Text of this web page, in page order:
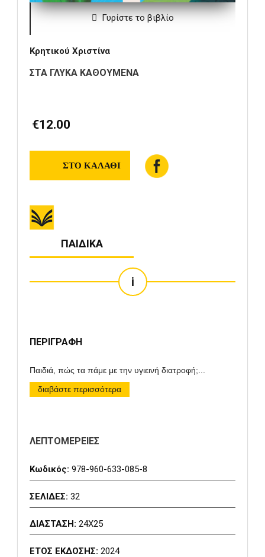
Γυρίστε το βιβλίο
Κρητικού Χριστίνα
ΣΤΑ ΓΛΥΚΑ ΚΑΘΟΥΜΕΝΑ
€12.00
ΠΑΙΔΙΚΑ
i
ΠΕΡΙΓΡΑΦΗ
Παιδιά, πώς τα πάμε με την υγιεινή διατροφή;...
διαβάστε περισσότερα
ΛΕΠΤΟΜΕΡΕΙΕΣ
Κωδικός: 978-960-633-085-8
ΣΕΛΙΔΕΣ: 32
ΔΙΑΣΤΑΣΗ: 24Χ25
ΕΤΟΣ ΕΚΔΟΣΗΣ: 2024